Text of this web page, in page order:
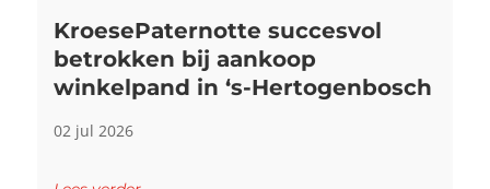
KroesePaternotte succesvol
betrokken bij aankoop
winkelpand in ‘s-Hertogenbosch
02 jul 2026